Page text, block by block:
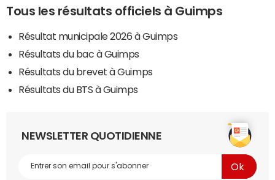
Tous les résultats officiels à Guimps
Résultat municipale 2026 à Guimps
Résultats du bac à Guimps
Résultats du brevet à Guimps
Résultats du BTS à Guimps
NEWSLETTER QUOTIDIENNE